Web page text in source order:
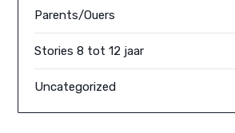
Parents/Ouers
Stories 8 tot 12 jaar
Uncategorized